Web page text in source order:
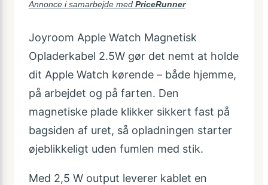
Annonce i samarbejde med PriceRunner
Joyroom Apple Watch Magnetisk
Opladerkabel 2.5W gør det nemt at holde
dit Apple Watch kørende – både hjemme,
på arbejdet og på farten. Den
magnetiske plade klikker sikkert fast på
bagsiden af uret, så opladningen starter
øjeblikkeligt uden fumlen med stik.
Med 2,5 W output leverer kablet en